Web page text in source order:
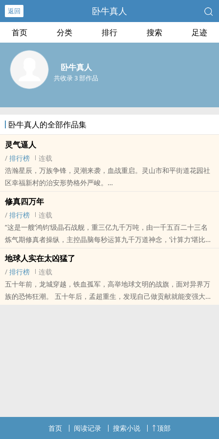
返回 卧牛真人
首页 分类 排行 搜索 足迹
卧牛真人
共收录 3 部作品
卧牛真人的全部作品集
灵气逼人
/ 排行榜
连载
浩瀚星辰，万族争锋，灵潮来袭，血战重启。灵山市和平街道花园社
区幸福新村的治安形势格外严峻。
当街道大妈都不跳广场舞，改练魔法和斗气，楚歌的传说，才刚刚开
始。
修真四万年
/ 排行榜
连载
“这是一艘‘鸿钧’级晶石战舰，重三亿九千万吨，由一千五百二十三名
炼气期修真者操纵，主控晶脑每秒运算九千万道神念，‘计算力’堪比元
婴老怪，可以瞬息镇压一个星球！” 李耀卓立于无尽星海之上，看着
眼前的庞然大物，心中默默计算： “把这艘战舰拆成废铁，我需要
——7秒钟！” …… 修真40000年代，一个普普通通的边境少年，咆哮
星辰，主宰银河的热血传奇！
地球人实在太凶猛了
/ 排行榜
连载
五十年前，龙城穿越，铁血孤军，高举地球文明的战旗，面对异界万
族的恐怖狂潮。 五十年后，孟超重生，发现自己做贡献就能变强大。
手速嗖嗖的，人品杠杠的，欢迎入坑！
本站提示：各位书友要是觉得《地球人实在太凶猛了》还不错的话请
首页 阅读记录 搜索小说 顶部